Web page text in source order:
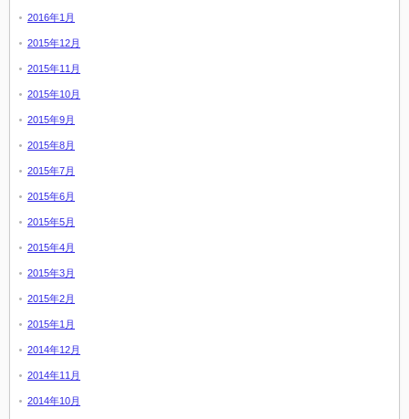
2016年1月
2015年12月
2015年11月
2015年10月
2015年9月
2015年8月
2015年7月
2015年6月
2015年5月
2015年4月
2015年3月
2015年2月
2015年1月
2014年12月
2014年11月
2014年10月